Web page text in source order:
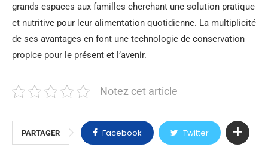
grands espaces aux familles cherchant une solution pratique
et nutritive pour leur alimentation quotidienne. La multiplicité
de ses avantages en font une technologie de conservation
propice pour le présent et l’avenir.
Notez cet article
PARTAGER Facebook Twitter